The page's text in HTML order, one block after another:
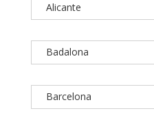
Alicante
Badalona
Barcelona